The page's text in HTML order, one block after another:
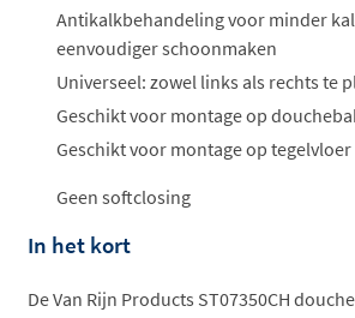
Antikalkbehandeling voor minder
eenvoudiger schoonmaken
Universeel: zowel links als rechts te
Geschikt voor montage op
Geschikt voor montage op tegelvloer
Geen softclosing
In het kort
De Van Rijn Products ST07350CH